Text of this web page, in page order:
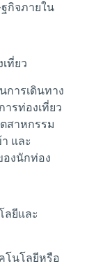
กิจภายใน
ที่ยว
การเดินทาง
รท่องเที่ยว
สาหกรรม
และ
องนักท่อง
ลยีและ
โนโลยีหรือ